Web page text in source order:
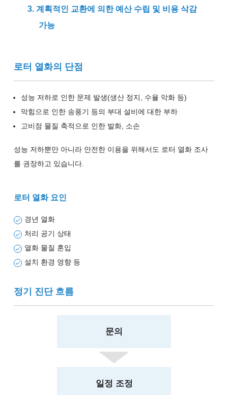
3. 계획적인 교환에 의한 예산 수립 및 비용 삭감
가능
로터 열화의 단점
성능 저하로 인한 문제 발생(생산 정지, 수율 악화 등)
막힘으로 인한 송풍기 등의 부대 설비에 대한 부하
고비점 물질 축적으로 인한 발화, 소손
성능 저하뿐만 아니라 안전한 이용을 위해서도 로터 열화 조사
를 권장하고 있습니다.
로터 열화 요인
경년 열화
처리 공기 상태
열화 물질 혼입
설치 환경 영향 등
정기 진단 흐름
문의
일정 조정